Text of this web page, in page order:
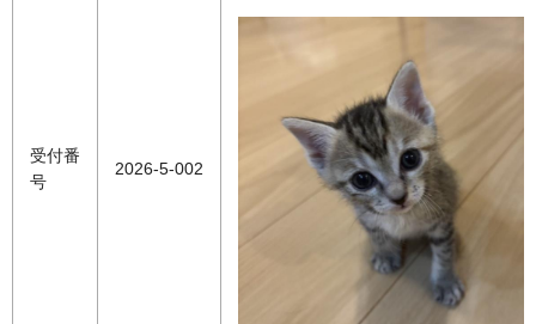
受付番
号
2026-5-002